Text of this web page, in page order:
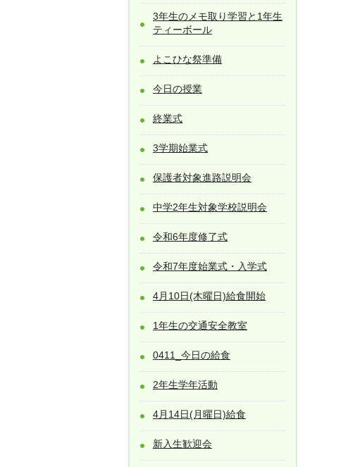
3年生のメモ取り学習と1年生
ティーボール
よこひな祭準備
今日の授業
終業式
3学期始業式
保護者対象進路説明会
中学2年生対象学校説明会
令和6年度修了式
令和7年度始業式・入学式
4月10日(木曜日)給食開始
1年生の交通安全教室
0411_今日の給食
2年生学年活動
4月14日(月曜日)給食
新入生歓迎会